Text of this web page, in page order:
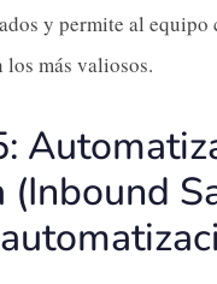
y permite al equipo
los más valiosos.
(Inbound